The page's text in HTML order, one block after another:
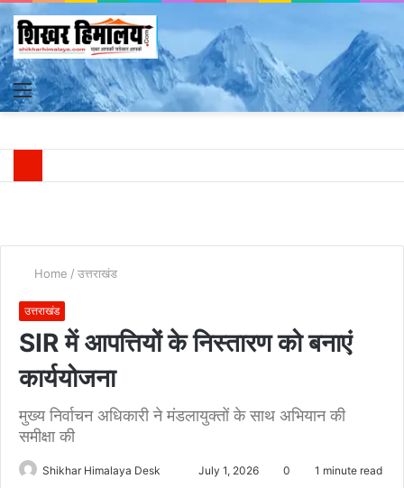
Menu
Home / उत्तराखंड
उत्तराखंड
SIR में आपत्तियों के निस्तारण को बनाएं
कार्ययोजना
मुख्य निर्वाचन अधिकारी ने मंडलायुक्तों के साथ अभियान की
समीक्षा की
Shikhar Himalaya Desk
SendJuly 1, 2026 0 1 minute read